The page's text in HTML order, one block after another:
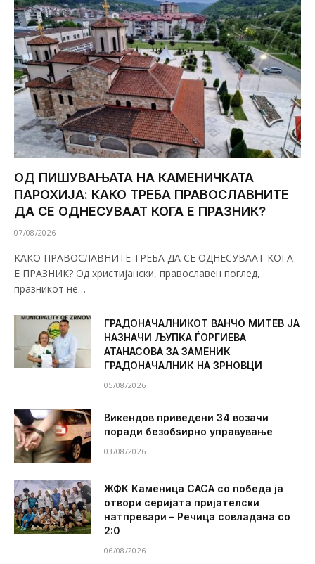
ОД ПИШУВАЊАТА НА КАМЕНИЧКАТА
ПАРОХИЈА: КАКО ТРЕБА ПРАВОСЛАВНИТЕ
ДА СЕ ОДНЕСУВААТ КОГА Е ПРАЗНИК?
07/08/2026
КАКО ПРАВОСЛАВНИТЕ ТРЕБА ДА СЕ ОДНЕСУВААТ КОГА
Е ПРАЗНИК? Од христијански, православен поглед,
празникот не…
ГРАДОНАЧАЛНИКОТ ВАНЧО МИТЕВ ЈА
НАЗНАЧИ ЉУПКА ЃОРГИЕВА
АТАНАСОВА ЗА ЗАМЕНИК
ГРАДОНАЧАЛНИК НА ЗРНОВЦИ
05/08/2026
Викендов приведени 34 возачи
поради безобѕирно управување
03/08/2026
ЖФК Каменица САСА со победа ја
отвори серијата пријателски
натпревари – Речица совладана со
2:0
06/08/2026